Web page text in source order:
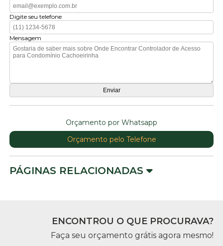
Digite seu telefone
Mensagem
Orçamento por Whatsapp
Orçamento pelo Telefone
PÁGINAS RELACIONADAS
ENCONTROU O QUE PROCURAVA?
Faça seu orçamento grátis agora mesmo!